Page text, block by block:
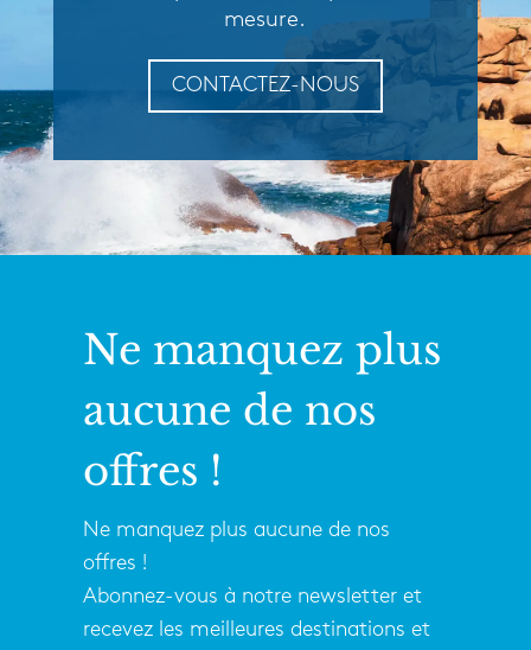
mesure.
CONTACTEZ-NOUS
Ne manquez plus
aucune de nos
offres !
Ne manquez plus aucune de nos
offres !
Abonnez-vous à notre newsletter et
recevez les meilleures destinations et